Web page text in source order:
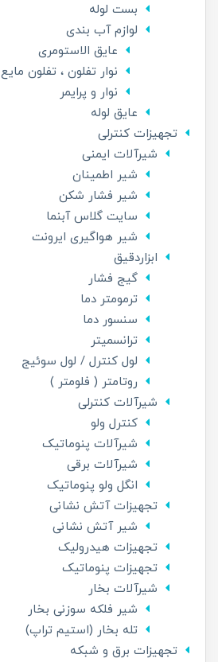
بست لوله
لوازم آب بندی
عایق الاستومری
نوار تفلون ، تفلون مایع
نوار و پرایمر
عایق لوله
تجهیزات کنترلی
شیرآلات ایمنی
شیر اطمینان
شیر فشار شکن
سایت گلاس آبنما
شیر هواگیری ایرونت
ابزاردقیق
گیج فشار
ترمومتر دما
سنسور دما
ترانسمیتر
لول کنترل / لول سوئیج
روتامتر ( فلومتر )
شیرآلات کنترلی
کنترل ولو
شیرآلات پنوماتیک
شیرآلات برقی
انگل ولو پنوماتیک
تجهیزات آتش نشانی
شیر آتش نشانی
تجهیزات هیدرولیک
تجهیزات پنوماتیک
شیرآلات بخار
شیر فلکه سوزنی بخار
تله بخار (استیم تراپ)
تجهیزات برق و شبکه